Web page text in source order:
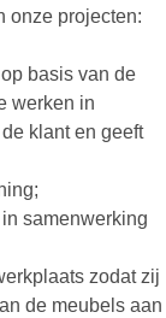
onze projecten:
basis van de
werken in
klant en geeft
samenwerking
zodat zij
de meubels aan